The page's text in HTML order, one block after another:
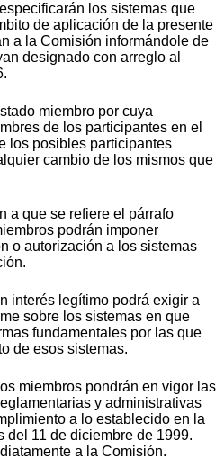
los sistemas que
de aplicación de la presente
a la Comisión informándole de
designado con arreglo al
miembro por cuya
de los participantes en el
los posibles participantes
cambio de los mismos que
a que se refiere el párrafo
podrán imponer
o autorización a los sistemas
interés legítimo podrá exigir a
sobre los sistemas en que
fundamentales por las que
de esos sistemas.
miembros pondrán en vigor las
y administrativas
a lo establecido en la
del 11 de diciembre de 1999.
a la Comisión.